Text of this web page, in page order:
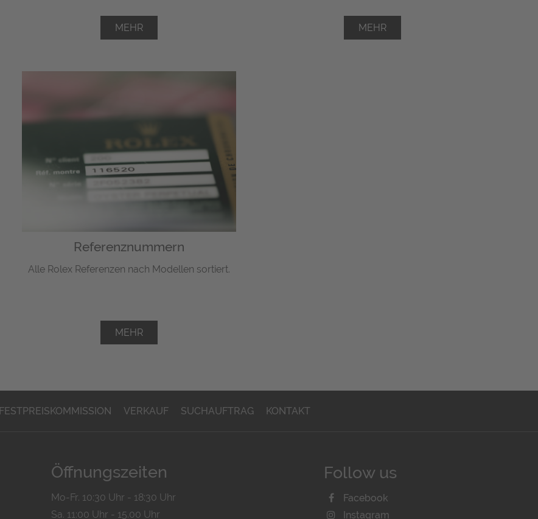
MEHR MEHR
Referenznummern
Alle Rolex Referenzen nach Modellen sortiert.
MEHR
FESTPREISKOMMISSION VERKAUF SUCHAUFTRAG KONTAKT
Öffnungszeiten
Mo-Fr. 10:30 Uhr - 18:30 Uhr
Sa. 11:00 Uhr - 15.00 Uhr
Follow us
Facebook
Instagram